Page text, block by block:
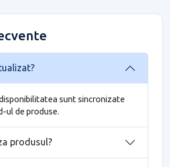
sunt sincronizate
ul de produse.
produsul?